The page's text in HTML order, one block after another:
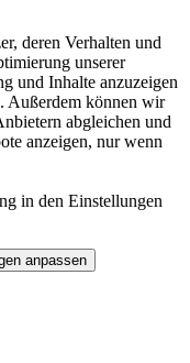
deren Verhalten und
unserer
und Inhalte anzuzeigen
Außerdem können wir
abgleichen und
anzeigen, nur wenn
in den Einstellungen
anpassen